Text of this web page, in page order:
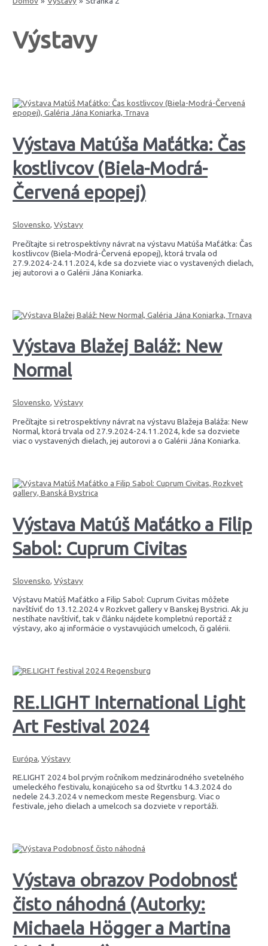
Výstavy
Výstava Matúša Maťátka: Čas
kostlivcov (Biela-Modrá-
Červená epopej)
Slovensko,Výstavy
Prečítajte si retrospektívny návrat na výstavu Matúša Maťátka: Čas
kostlivcov (Biela-Modrá-Červená epopej), ktorá trvala od
27.9.2024-24.11.2024, kde sa dozviete viac o vystavených dielach,
jej autorovi a o Galérii Jána Koniarka.
Výstava Blažej Baláž: New
Normal
Slovensko,Výstavy
Prečítajte si retrospektívny návrat na výstavu Blažeja Baláža: New
Normal, ktorá trvala od 27.9.2024-24.11.2024, kde sa dozviete
viac o vystavených dielach, jej autorovi a o Galérii Jána Koniarka.
Výstava Matúš Maťátko a Filip
Sabol: Cuprum Civitas
Slovensko,Výstavy
Výstavu Matúš Maťátko a Filip Sabol: Cuprum Civitas môžete
navštíviť do 13.12.2024 v Rozkvet gallery v Banskej Bystrici. Ak ju
nestíhate navštíviť, tak v článku nájdete kompletnú reportáž z
výstavy, ako aj informácie o vystavujúcich umelcoch, či galérii.
RE.LIGHT International Light
Art Festival 2024
Európa,Výstavy
RE.LIGHT 2024 bol prvým ročníkom medzinárodného svetelného
umeleckého festivalu, konajúceho sa od štvrtku 14.3.2024 do
nedele 24.3.2024 v nemeckom meste Regensburg. Viac o
festivale, jeho dielach a umelcoch sa dozviete v reportáži.
Výstava obrazov Podobnosť
čisto náhodná (Autorky:
Michaela Högger a Martina